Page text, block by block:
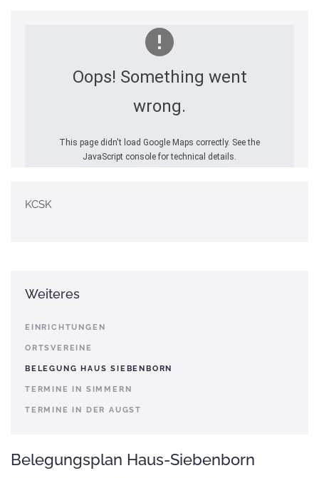
Oops! Something went
wrong.
This page didn't load Google Maps correctly. See the
JavaScript console for technical details.
KCSK
Weiteres
EINRICHTUNGEN
ORTSVEREINE
BELEGUNG HAUS SIEBENBORN
TERMINE IN SIMMERN
TERMINE IN DER AUGST
Belegungsplan Haus-Siebenborn